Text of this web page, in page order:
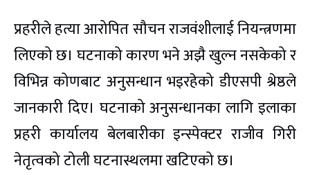
प्रहरीले हत्या आरोपित सौचन राजवंशीलाई नियन्त्रणमा
लिएको छ। घटनाको कारण भने अझै खुल्न नसकेको र
विभिन्न कोणबाट अनुसन्धान भइरहेको डीएसपी श्रेष्ठले
जानकारी दिए। घटनाको अनुसन्धानका लागि इलाका
प्रहरी कार्यालय बेलबारीका इन्स्पेक्टर राजीव गिरी
नेतृत्वको टोली घटनास्थलमा खटिएको छ।